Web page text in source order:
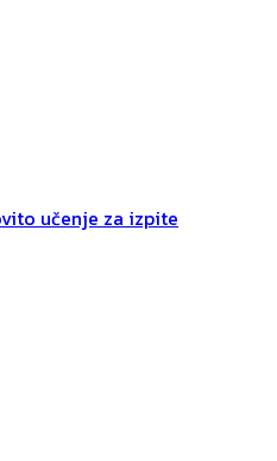
učenje za izpite